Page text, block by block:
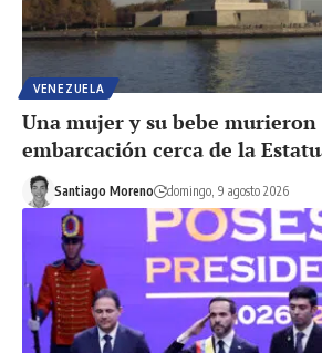
VENEZUELA
Una mujer y su bebe
embarcación cerca de la
Santiago Moreno domingo, 9 agosto 2026